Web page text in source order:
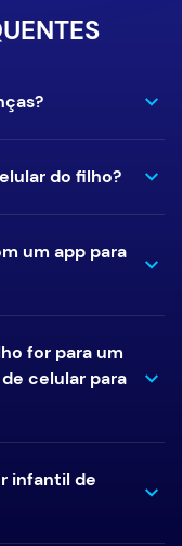
do filho?
um app para
for para um
celular para
infantil de